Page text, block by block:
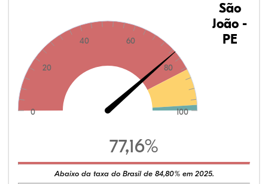
0
20
40 60
80
100
São
João -
PE
77,16%
Abaixo da taxa do Brasil de 84,80% em 2025.